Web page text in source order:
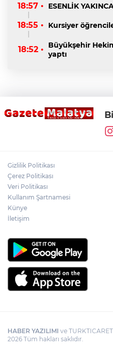
18:57 • ESENLİK
18:55 • Kursiyer
18:52 •
Büyükşehir
yaptı
Gizlilik Politikası
Çerez Politikası
Veri Politikası
Kullanım Şartnamesi
Künye
İletişim
HABER YAZILIMI ve
2026 Tüm hakları saklıdır.